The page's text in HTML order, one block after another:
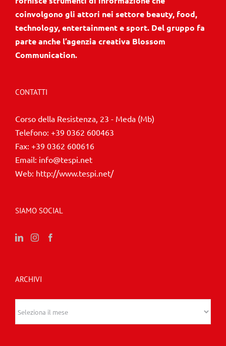
coinvolgono gli attori nei settore beauty, food,
technology, entertainment e sport. Del gruppo fa
parte anche l’agenzia creativa Blossom
Communication.
CONTATTI
Corso della Resistenza, 23 - Meda (Mb)
Telefono: +39 0362 600463
Fax: +39 0362 600616
Email: info@tespi.net
Web: http://www.tespi.net/
SIAMO SOCIAL
ARCHIVI